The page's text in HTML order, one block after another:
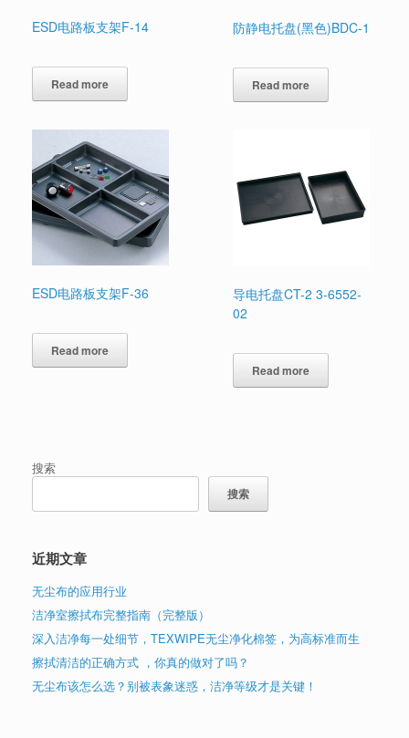
ESD电路板支架F-14
Read more
防静电托盘(黑色)BDC-1
Read more
ESD电路板支架F-36
Read more
导电托盘CT-2 3-6552-
02
Read more
搜索
搜索
近期文章
无尘布的应用行业
洁净室擦拭布完整指南（完整版）
深入洁净每一处细节，TEXWIPE无尘净化棉签，为高标准而生
擦拭清洁的正确方式 ，你真的做对了吗？
无尘布该怎么选？别被表象迷惑，洁净等级才是关键！